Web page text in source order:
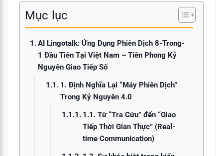
Mục lục
AI Lingotalk: Ứng Dụng Phiên Dịch 8-Trong-
1 Đầu Tiên Tại Việt Nam – Tiên Phong Kỷ
Nguyên Giao Tiếp Số
1. Định Nghĩa Lại “Máy Phiên Dịch”
Trong Kỷ Nguyên 4.0
1.1. Từ “Tra Cứu” đến “Giao
Tiếp Thời Gian Thực” (Real-
time Communication)